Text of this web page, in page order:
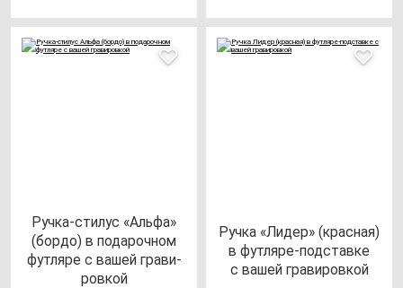
Руч­ка-сти­лус «Аль­фа»
(бор­до) в по­да­роч­ном
фут­ля­ре с ва­шей гра­ви­
ров­кой
Руч­ка «Лидер» (крас­ная)
в фут­ля­ре-под­став­ке
с ва­шей гра­ви­ров­кой